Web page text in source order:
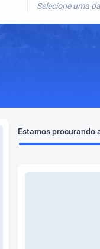
Selecione uma
Estamos procurando